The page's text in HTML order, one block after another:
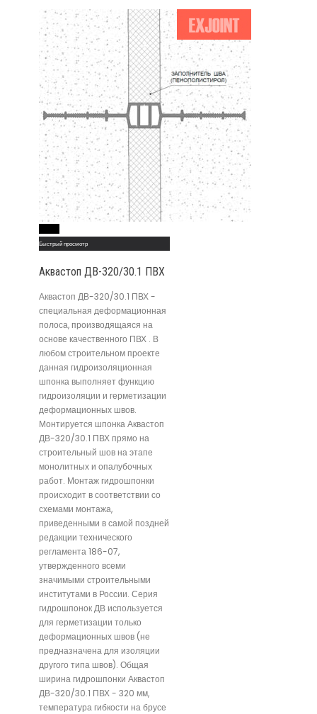
Быстрый просмотр
Аквастоп ДВ-320/30.1 ПВХ
Аквастоп ДВ-320/30.1 ПВХ -
специальная деформационная
полоса, производящаяся на
основе качественного ПВХ . В
любом строительном проекте
данная гидроизоляционная
шпонка выполняет функцию
гидроизоляции и герметизации
деформационных швов.
Монтируется шпонка Аквастоп
ДВ-320/30.1 ПВХ прямо на
строительный шов на этапе
монолитных и опалубочных
работ. Монтаж гидрошпонки
происходит в соответствии со
схемами монтажа,
приведенными в самой поздней
редакции технического
регламента 186-07,
утвержденного всеми
значимыми строительными
институтами в России. Серия
гидрошпонок ДВ используется
для герметизации только
деформационных швов (не
предназначена для изоляции
другого типа швов). Общая
ширина гидрошпонки Аквастоп
ДВ-320/30.1 ПВХ - 320 мм,
температура гибкости на брусе